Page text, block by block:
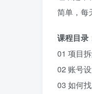
简单，每
课程目录
01 项目
02 账号
03 如何